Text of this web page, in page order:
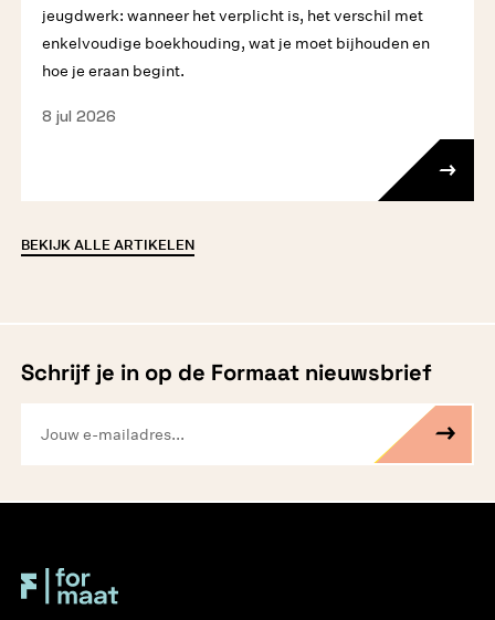
jeugdwerk: wanneer het verplicht is, het verschil met
enkelvoudige boekhouding, wat je moet bijhouden en
hoe je eraan begint.
8 jul 2026
BEKIJK ALLE ARTIKELEN
Schrijf je in op de Formaat nieuwsbrief